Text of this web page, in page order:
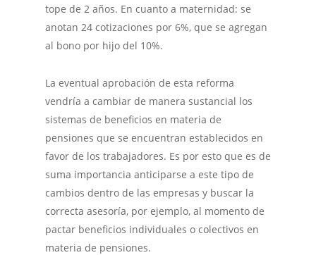
tope de 2 años. En cuanto a maternidad: se
anotan 24 cotizaciones por 6%, que se agregan
al bono por hijo del 10%.
La eventual aprobación de esta reforma
vendría a cambiar de manera sustancial los
sistemas de beneficios en materia de
pensiones que se encuentran establecidos en
favor de los trabajadores. Es por esto que es de
suma importancia anticiparse a este tipo de
cambios dentro de las empresas y buscar la
correcta asesoría, por ejemplo, al momento de
pactar beneficios individuales o colectivos en
materia de pensiones.